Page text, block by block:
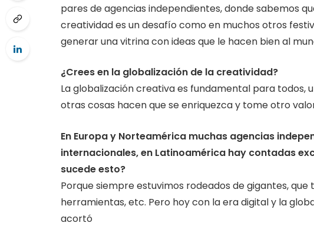
pares de agencias independientes, donde sabemos
creatividad es un desafío como en muchos otros
generar una vitrina con ideas que le hacen bien al
¿Crees en la globalización de la creatividad?
La globalización creativa es fundamental para todos,
otras cosas hacen que se enriquezca y tome otro
En Europa y Norteamérica muchas agencias
internacionales, en Latinoamérica hay contadas
sucede esto?
Porque siempre estuvimos rodeados de gigantes,
herramientas, etc. Pero hoy con la era digital y la
acortó